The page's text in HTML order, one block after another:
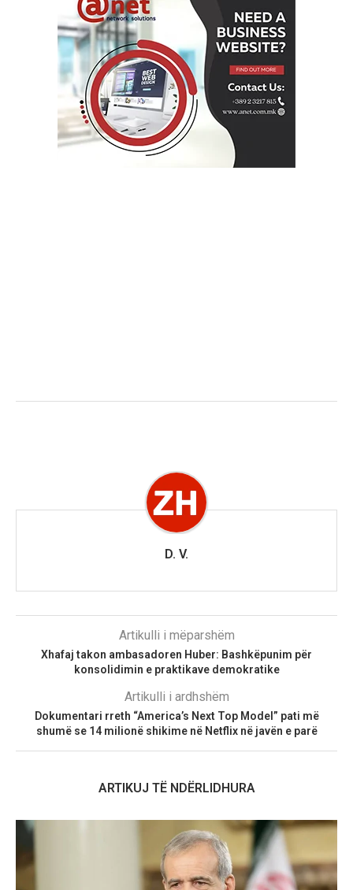
D. V.
Artikulli i mëparshëm
Xhafaj takon ambasadoren Huber: Bashkëpunim për
konsolidimin e praktikave demokratike
Artikulli i ardhshëm
Dokumentari rreth “America’s Next Top Model” pati më
shumë se 14 milionë shikime në Netflix në javën e parë
ARTIKUJ TË NDËRLIDHURA